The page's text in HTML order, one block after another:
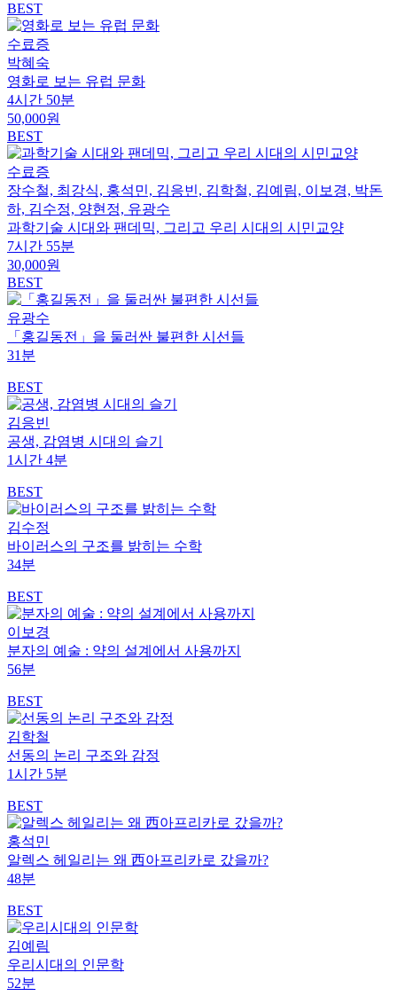
BEST
수료증
박혜숙
영화로 보는 유럽 문화
4시간 50분
50,000원
BEST
수료증
장수철, 최강식, 홍석민, 김응빈, 김학철, 김예림, 이보경, 박돈
하, 김수정, 양현정, 유광수
과학기술 시대와 팬데믹, 그리고 우리 시대의 시민교양
7시간 55분
30,000원
BEST
유광수
「홍길동전」을 둘러싼 불편한 시선들
31분
BEST
김응빈
공생, 감염병 시대의 슬기
1시간 4분
BEST
김수정
바이러스의 구조를 밝히는 수학
34분
BEST
이보경
분자의 예술 : 약의 설계에서 사용까지
56분
BEST
김학철
선동의 논리 구조와 감정
1시간 5분
BEST
홍석민
알렉스 헤일리는 왜 西아프리카로 갔을까?
48분
BEST
김예림
우리시대의 인문학
52분